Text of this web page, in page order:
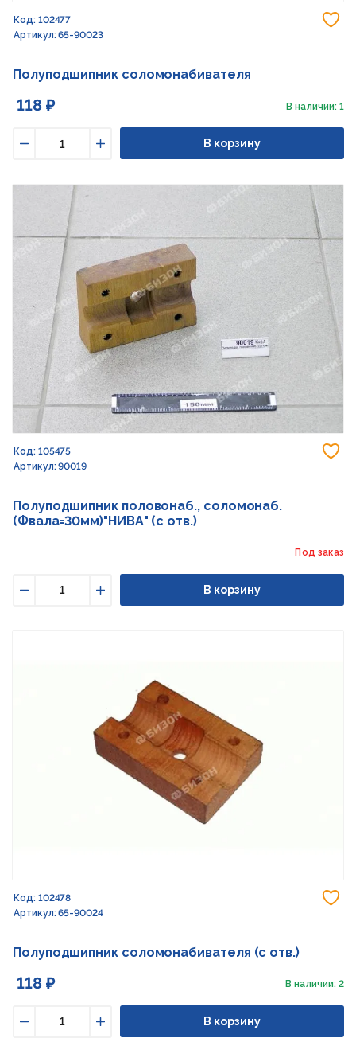
Код: 102477
Артикул: 65-90023
Полуподшипник соломонабивателя
118 ₽ В наличии: 1
Увеличить
В корзину
Код: 105475
Артикул: 90019
Полуподшипник половонаб., соломонаб.
(Фвала=30мм)"НИВА" (с отв.)
Под заказ
Увеличить
В корзину
Код: 102478
Артикул: 65-90024
Полуподшипник соломонабивателя (с отв.)
118 ₽ В наличии: 2
Увеличить
В корзину